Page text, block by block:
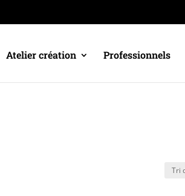
Atelier création Professionnels